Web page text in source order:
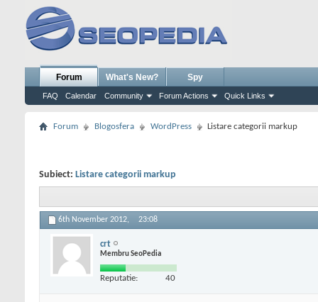
Forum
FAQ Calendar Community Forum Actions Quick Links
What's New? Spy
Forum Blogosfera WordPress Listare categorii markup
Subiect: Listare categorii markup
6th November 2012, 23:08
crt
Membru SeoPedia
Reputatie: 40